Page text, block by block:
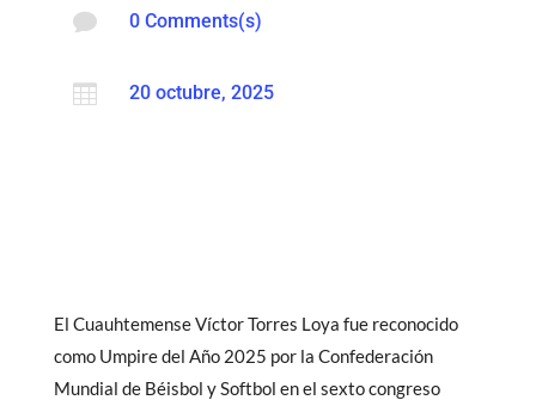
 0 Comments(s)
 20 octubre, 2025
El Cuauhtemense Víctor Torres Loya fue reconocido
como Umpire del Año 2025 por la Confederación
Mundial de Béisbol y Softbol en el sexto congreso